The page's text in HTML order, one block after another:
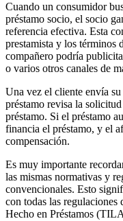
Cuando un consumidor
préstamo socio, el socio
referencia efectiva. Esta
prestamista y los términos
compañero podría
o varios otros canales de
Una vez el cliente envía
préstamo revisa la
préstamo. Si el préstamo
financia el préstamo, y el
compensación.
Es muy importante
las mismas normativas y
convencionales. Esto
con todas las regulaciones
Hecho en Préstamos